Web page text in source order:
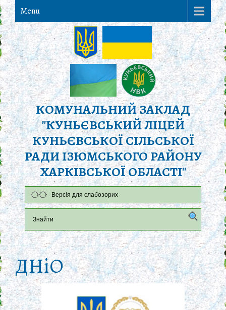
Menu
КОМУНАЛЬНИЙ ЗАКЛАД
"КУНЬЄВСЬКИЙ ЛІЦЕЙ
КУНЬЄВСЬКОЇ СІЛЬСЬКОЇ
РАДИ ІЗЮМСЬКОГО РАЙОНУ
ХАРКІВСЬКОЇ ОБЛАСТІ"
Версія для слабозорих
ДНіО